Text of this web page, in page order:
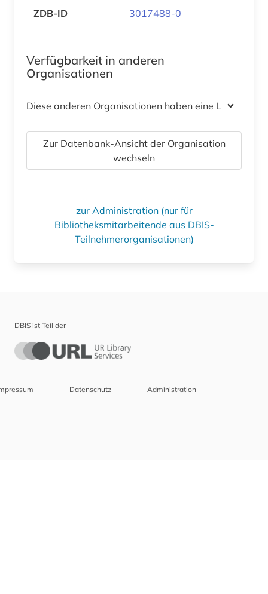
ZDB-ID 3017488-0
Verfügbarkeit in anderen
Organisationen
Diese anderen Organisationen haben eine Lizenz
Zur Datenbank-Ansicht der Organisation
wechseln
zur Administration (nur für
Bibliotheksmitarbeitende aus DBIS-
Teilnehmerorganisationen)
DBIS ist Teil der
Datenschutz Administration